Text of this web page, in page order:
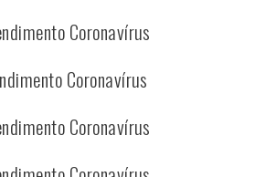
Coronavírus
Coronavírus
Coronavírus